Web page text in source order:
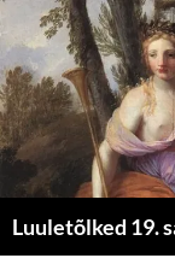
Luuletõlked 19.